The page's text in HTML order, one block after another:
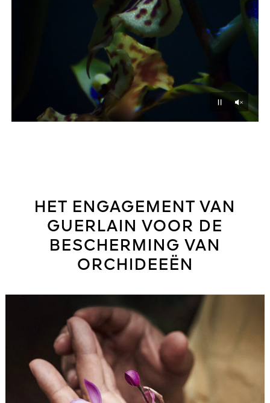
Pause
HET ENGAGEMENT VAN
GUERLAIN VOOR DE
BESCHERMING VAN
ORCHIDEEËN